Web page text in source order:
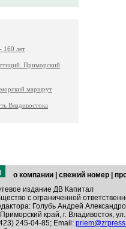
160 лет
Приморский
маршрут
Владивостока
о компании свежий номер
издание ДВ Капитал
с ограниченной
Голубь Андрей
край, г. Владивосток,
245-04-85; Email: